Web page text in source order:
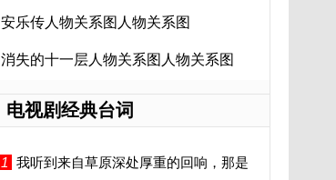
安乐传人物关系图人物关系图
消失的十一层人物关系图人物关系图
电视剧经典台词
1
我听到来自草原深处厚重的回响，那是